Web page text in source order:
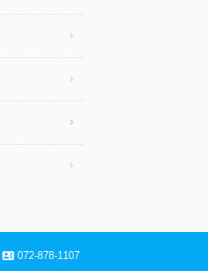
contact_phone072-878-1107